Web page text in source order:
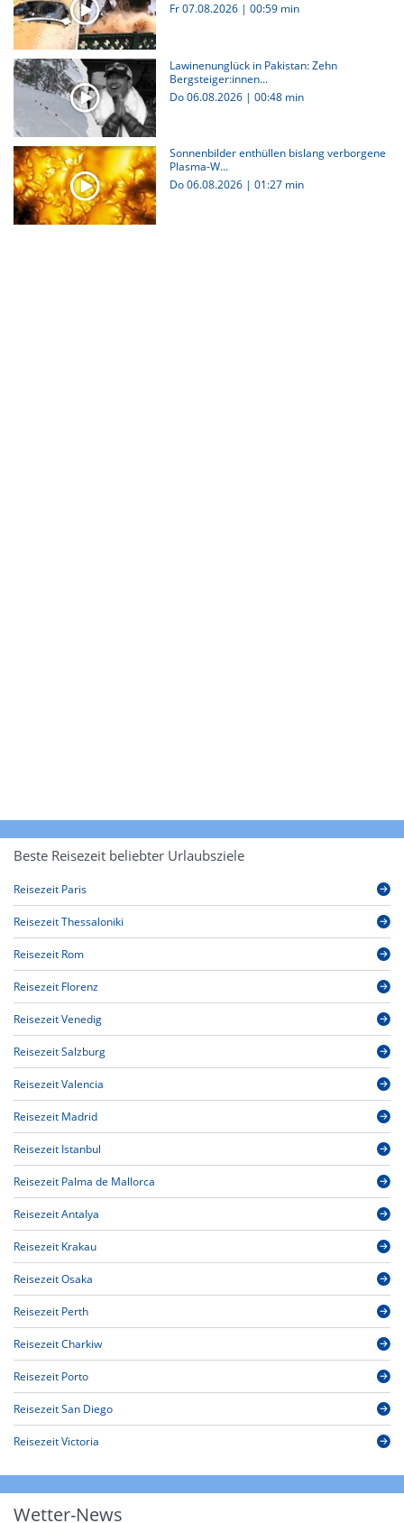
Fr 07.08.2026 | 00:59 min
Lawinenunglück in Pakistan: Zehn
Bergsteiger:innen...
Do 06.08.2026 | 00:48 min
Sonnenbilder enthüllen bislang verborgene
Plasma-W...
Do 06.08.2026 | 01:27 min
Beste Reisezeit beliebter Urlaubsziele
Reisezeit Paris
Reisezeit Thessaloniki
Reisezeit Rom
Reisezeit Florenz
Reisezeit Venedig
Reisezeit Salzburg
Reisezeit Valencia
Reisezeit Madrid
Reisezeit Istanbul
Reisezeit Palma de Mallorca
Reisezeit Antalya
Reisezeit Krakau
Reisezeit Osaka
Reisezeit Perth
Reisezeit Charkiw
Reisezeit Porto
Reisezeit San Diego
Reisezeit Victoria
Wetter-News